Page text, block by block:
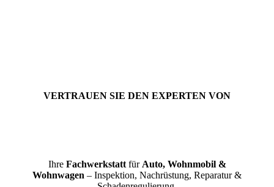
VERTRAUEN SIE DEN EXPERTEN VON
Ihre Fachwerkstattfür Auto, Wohnmobil &
Wohnwagen – Inspektion, Nachrüstung, Reparatur &